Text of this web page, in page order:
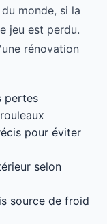
monde, si la
jeu est perdu.
rénovation
pertes
pour éviter
selon
source de froid